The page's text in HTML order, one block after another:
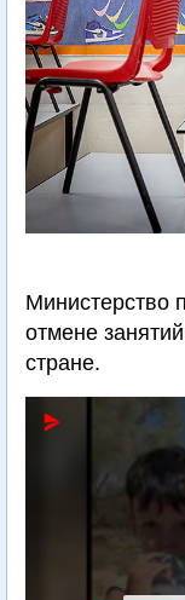
Министерство
отмене
стране.